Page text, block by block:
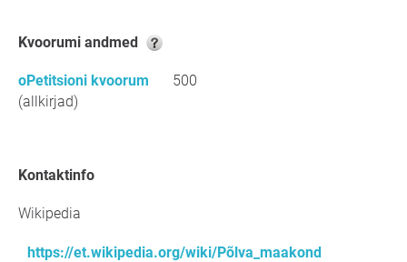
kvoorumi andmed
oPetitsioni kvoorum
(allkirjad)
500
kontaktinfo
Wikipedia
https://et.wikipedia.org/wiki/Põlva_maakond